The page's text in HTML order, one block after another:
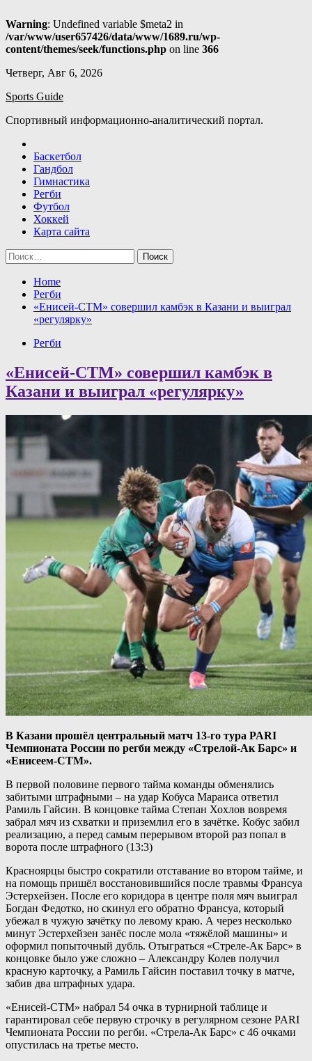
Warning: Undefined variable $meta2 in
/var/www/user657426/data/www/1689.ru/wp-
content/themes/seek/functions.php on line 366
Skip
content
Четверг, Авг 6, 2026
Sports Guide
Спортивный информационно-аналитический портал.
Баскетбол
Гандбол
Гимнастика
Регби
Футбол
Хоккей
Карта сайта
Найти:
Home
Регби
«Енисей-СТМ» совершил камбэк в Казани и выиграл
«регулярку»
Регби
«Енисей-СТМ» совершил камбэк в
Казани и выиграл «регулярку»
В Казани прошёл центральный матч 13-го тура PARI
Чемпионата России по регби между «Стрелой-Ак Барс» и
«Енисеем-СТМ».
В первой половине первого тайма команды обменялись
забитыми штрафными – на удар Кобуса Мараиса ответил
Рамиль Гайсин. В концовке тайма Степан Хохлов вовремя
забрал мяч из схватки и приземлил его в зачётке. Кобус забил
реализацию, а перед самым перерывом второй раз попал в
ворота после штрафного (13:3)
Красноярцы быстро сократили отставание во втором тайме, и
на помощь пришёл восстановившийся после травмы Франсуа
Эстерхейзен. После его коридора в центре поля мяч выиграл
Богдан Федотко, но скинул его обратно Франсуа, который
убежал в чужую зачётку по левому краю. А через несколько
минут Эстерхейзен занёс после мола «тяжёлой машины» и
оформил попыточный дубль. Отыграться «Стреле-Ак Барс» в
концовке было уже сложно – Александру Колев получил
красную карточку, а Рамиль Гайсин поставил точку в матче,
забив два штрафных удара.
«Енисей-СТМ» набрал 54 очка в турнирной таблице и
гарантировал себе первую строчку в регулярном сезоне PARI
Чемпионата России по регби. «Стрела-Ак Барс» с 46 очками
опустилась на третье место.